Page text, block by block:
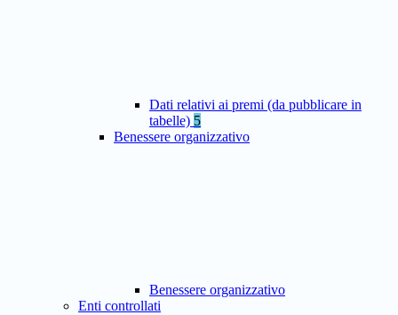
Dati relativi ai premi (da pubblicare in
tabelle) 5
Benessere organizzativo
Benessere organizzativo
Enti controllati